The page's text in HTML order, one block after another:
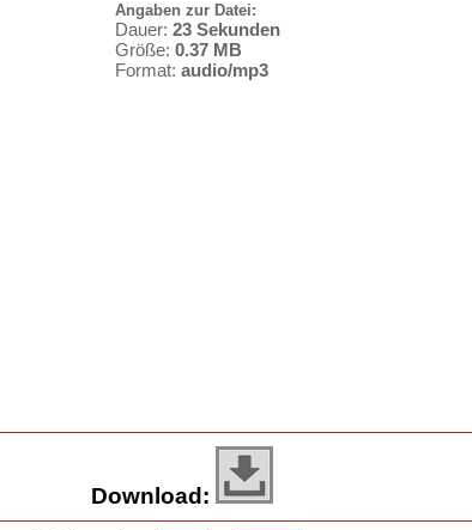
Angaben zur Datei:
Dauer: 23 Sekunden
Größe: 0.37 MB
Format: audio/mp3
Download: